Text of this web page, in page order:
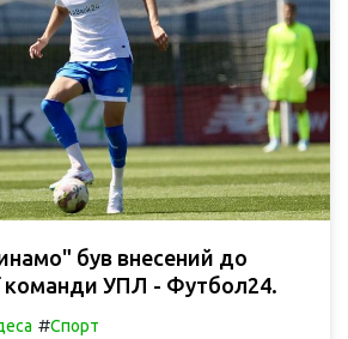
був внесений до
команди УПЛ - Футбол24.
#Спорт